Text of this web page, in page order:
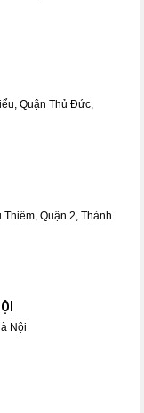
Quận Thủ Đức,
Quận 2, Thành
Nội